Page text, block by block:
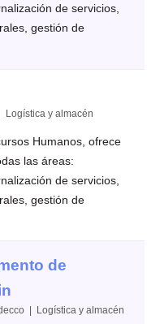
de servicios,
gestión de
y almacén
Humanos, ofrece
las áreas:
de servicios,
gestión de
de
| Logística y almacén